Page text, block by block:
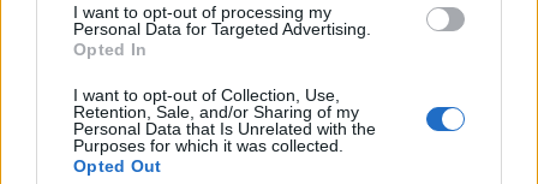
I want to opt-out of processing my
Personal Data for Targeted Advertising.
Opted In
I want to opt-out of Collection, Use,
Retention, Sale, and/or Sharing of my
Personal Data that Is Unrelated with the
Purposes for which it was collected.
Opted Out
Ο Μιχάλης Κακογιάννης στο
«Πορτραίτο της Πέμπτης» του Φρέντι
Γερμανού